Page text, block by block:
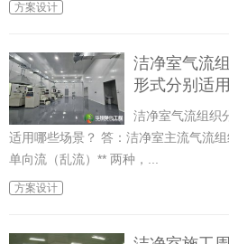
方案设计
洁净室气流
形式分别适
洁净室气流组织
适用哪些场景？ 答：洁净室主流气流
单向流（乱流）** 两种，...
方案设计